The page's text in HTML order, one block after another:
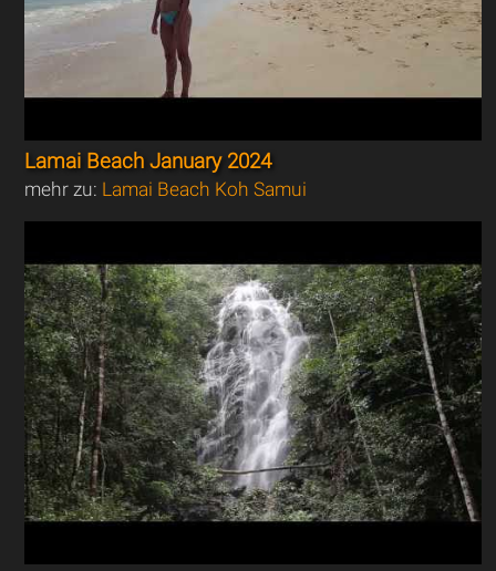
Lamai Beach January 2024
mehr zu: Lamai Beach Koh Samui